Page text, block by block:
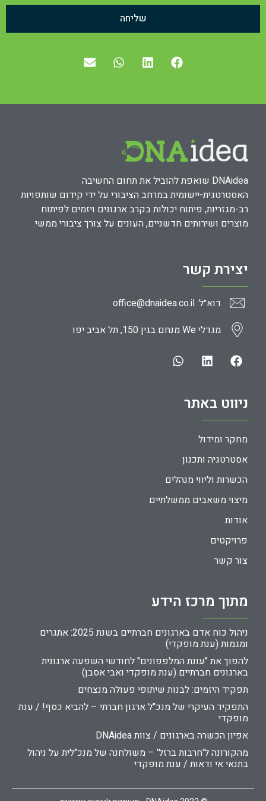
שליחה
DNAidea שואפת להוביל את תחום החשיבה
האסטרטגית-יישומית במרחב הציבורי על ידי קידום שותפויות
רב-מגזריות, פיתוח יכולות בקרב ארגונים ויזמים לפיתוח
מוצרים ושירותים חדשניים, העונים על צורך ציבורי ממשי.
ניווט באתר
מחקר ומידול
אסטרטגיה ותכנון
הכשרות וליווי מנהלים
מיצוי משאבים ממשלתיים
אודות
פרויקטים
צור קשר
מתוך מרכז הידע
ניהול כוח אדם בארגונים חברתיים בשנת 2025: אתגרים
ומגמות (ענת מופקדי)
להפוך את "עונת המלפפונים" לחודשי השפעה ארגונית
בארגונים חברתיים (ענת מופקדי ואבי אסבן)
תפקיד היזמים: לבנות שיתופי פעולה מנצחים
התפקיד העיקרי של מנכ"ל ארגון חברתי – להביא כסף! / ענת
מופקדי
אפיון הכשרה בארגונים / צוות DNAidea
מהקורונה ל'חרבות ברזל' – משולחנה של מנכ"לית על ניהול
בתנאי אי ודאות / ענת מופקדי
יצירת קשר
דוא״ל: office@dnaidea.co.il
מגדלי We מנחם בגין 150, תל אביב יפו